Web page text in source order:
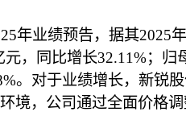
业绩预告，据其2025
，同比增长32.11%；归
。对于业绩增长，新锐
境，公司通过全面价格